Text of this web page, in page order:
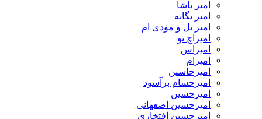
امیر یاشا
امیر یگانه
امیر یل و مودی ام
امیراچ تو
امیراس
امیرام
امیرحاسین
امیرحسام برآسود
امیرحسین
امیرحسین اصفهانی
امیرحسین افتخاری